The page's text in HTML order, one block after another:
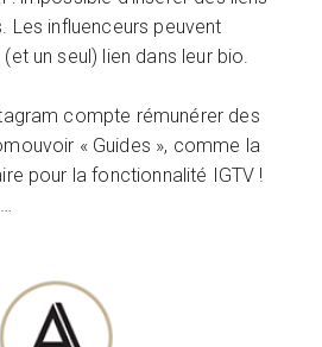
Les influenceurs peuvent
un seul) lien dans leur bio.
compte rémunérer des
« Guides », comme la
pour la fonctionnalité IGTV !